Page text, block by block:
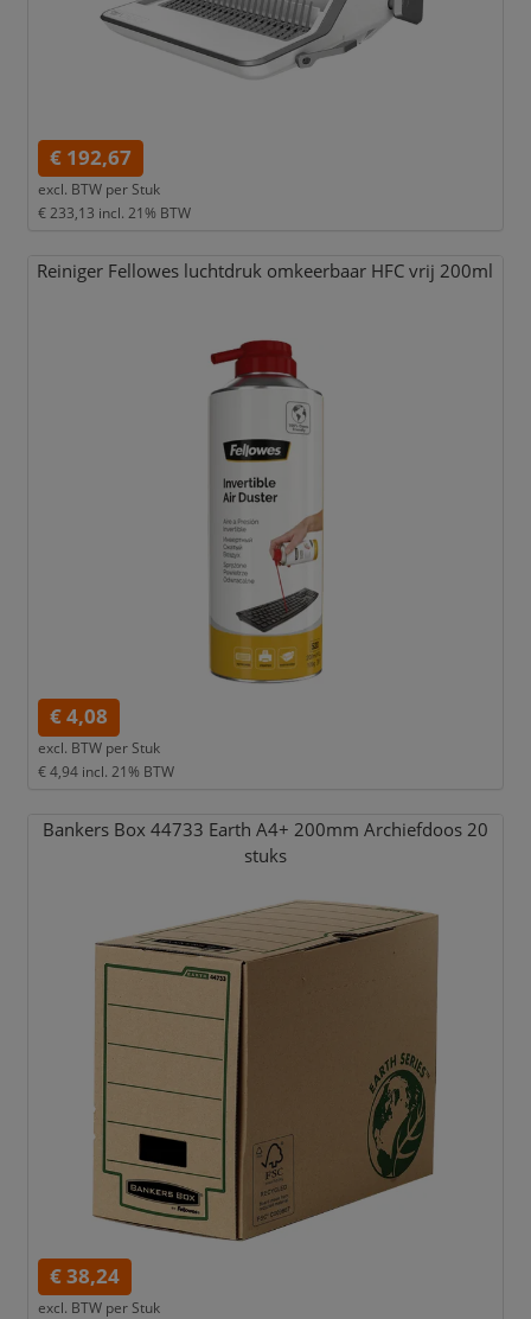
€ 192,67
excl. BTW per Stuk
€ 233,13 incl. 21% BTW
Reiniger Fellowes luchtdruk omkeerbaar HFC vrij 200ml
€ 4,08
excl. BTW per Stuk
€ 4,94 incl. 21% BTW
Bankers Box 44733 Earth A4+ 200mm Archiefdoos 20
stuks
€ 38,24
excl. BTW per Stuk